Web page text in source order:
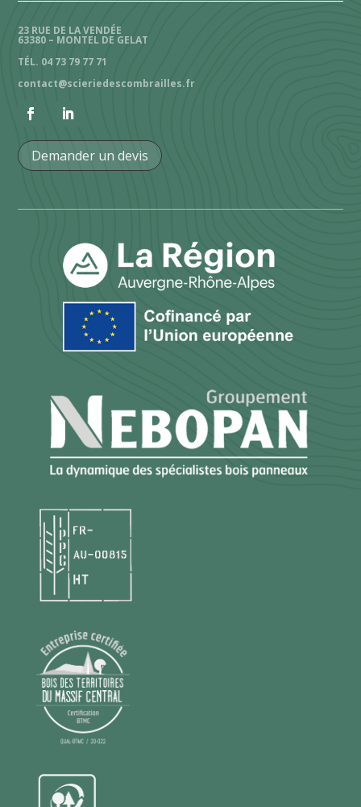
23 RUE DE LA VENDÉE
63380 – MONTEL DE GELAT
TÉL. 04 73 79 77 71
contact@scieriedescombrailles.fr
Demander un devis